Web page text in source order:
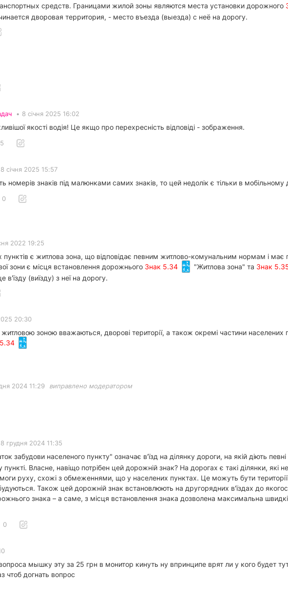
средств. Границами жилой зоны являются места установки дорожного
дворовая территория, - место въезда (выезда) с неё на дорогу.
• 8 січня 2025 16:02
якості водія! Це якщо про перехресність відповіді - зображення.
5
8 січня 2025 15:57
номерів знаків під малюнками самих знаків, то цей недолік є тільки в
0
2022 19:25
пунктів є житлова зона, що відповідає певним житлово-комунальним нормам і має
зони є місця встановлення дорожнього Знак 5.34 "Житлова зона" та Знак
в'їзду (виїзду) з неї на дорогу.
20:30
зоною вважаються, дворові території, а також окремі частини населених
2024 11:29 виправлено модератором
8 грудня 2024 11:35
забудови населеного пункту" означає в'їзд на ділянку дороги, на якій діють
Власне, навіщо потрібен цей дорожній знак? На дорогах є такі ділянки, які
руху, схожі з обмеженнями, що у населених пунктах. Це можуть бути
Також цей дорожній знак встановлюють на другорядних в'їздах до
знака – а саме, з місця встановлення знака дозволена максимальна
0
мышку эту за 25 грн в монитор кинуть ну впринципе врят ли у кого будет
чтоб догнать вопрос